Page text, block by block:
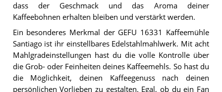
dass der Geschmack und das Aroma deiner
Kaffeebohnen erhalten bleiben und verstärkt werden.
Ein besonderes Merkmal der GEFU 16331 Kaffeemühle
Santiago ist ihr einstellbares Edelstahlmahlwerk. Mit acht
Mahlgradeinstellungen hast du die volle Kontrolle über
die Grob- oder Feinheiten deines Kaffeemehls. So hast du
die Möglichkeit, deinen Kaffeegenuss nach deinen
persönlichen Vorlieben zu gestalten. Egal, ob du ein Fan